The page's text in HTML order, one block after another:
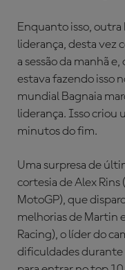
Enquanto isso, outra
liderança, desta vez
a sessão da manhã
estava fazendo isso
mundial Bagnaia
liderança. Isso criou
minutos do fim.
Uma surpresa de
cortesia de Alex
MotoGP), que
melhorias de Martin
Racing), o líder do
dificuldades durante